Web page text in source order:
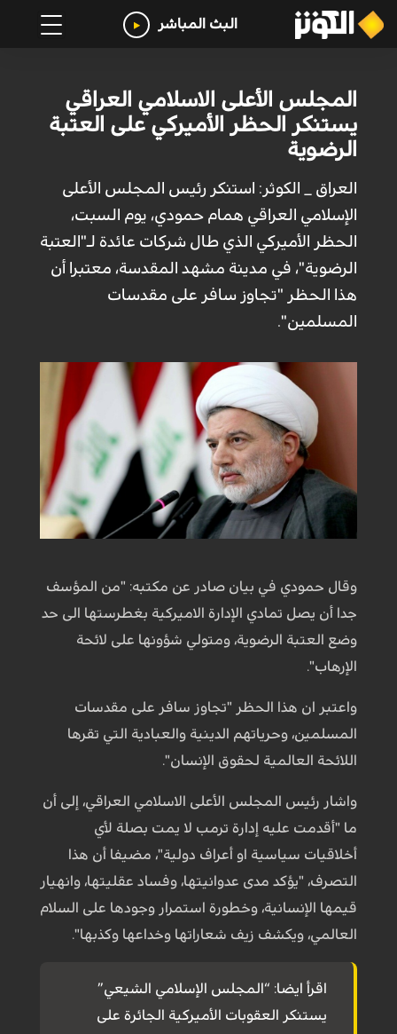
البث المباشر
المجلس الأعلى الاسلامي العراقي
يستنكر الحظر الأميركي على العتبة
الرضوية
العراق _ الكوثر: استنكر رئيس المجلس الأعلى
الإسلامي العراقي همام حمودي، يوم السبت،
الحظر الأميركي الذي طال شركات عائدة لـ"العتبة
الرضوية"، في مدينة مشهد المقدسة، معتبرا أن
هذا الحظر "تجاوز سافر على مقدسات
المسلمين".
وقال حمودي في بيان صادر عن مكتبه: "من المؤسف
جدا أن يصل تمادي الإدارة الاميركية بغطرستها الى حد
وضع العتبة الرضوية، ومتولي شؤونها على لائحة
الإرهاب".
واعتبر ان هذا الحظر "تجاوز سافر على مقدسات
المسلمين، وحرياتهم الدينية والعبادية التي تقرها
اللائحة العالمية لحقوق الإنسان".
واشار رئيس المجلس الأعلى الاسلامي العراقي، إلى أن
ما "أقدمت عليه إدارة ترمب لا يمت بصلة لأي
أخلاقيات سياسية او أعراف دولية"، مضيفا أن هذا
التصرف، "يؤكد مدى عدوانيتها، وفساد عقليتها، وانهيار
قيمها الإنسانية، وخطورة استمرار وجودها على السلام
العالمي، ويكشف زيف شعاراتها وخداعها وكذبها".
اقرأ ايضا: “المجلس الإسلامي الشيعي”
يستنكر العقوبات الأميركية الجائرة على